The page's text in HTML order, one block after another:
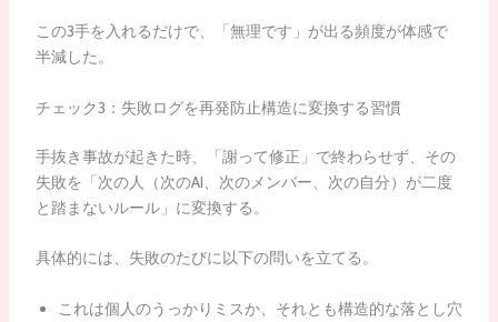
この3手を入れるだけで、「無理です」が出る頻度が体感で
半減した。
チェック3：失敗ログを再発防止構造に変換する習慣
手抜き事故が起きた時、「謝って修正」で終わらせず、その
失敗を「次の人（次のAI、次のメンバー、次の自分）が二度
と踏まないルール」に変換する。
具体的には、失敗のたびに以下の問いを立てる。
これは個人のうっかりミスか、それとも構造的な落とし穴